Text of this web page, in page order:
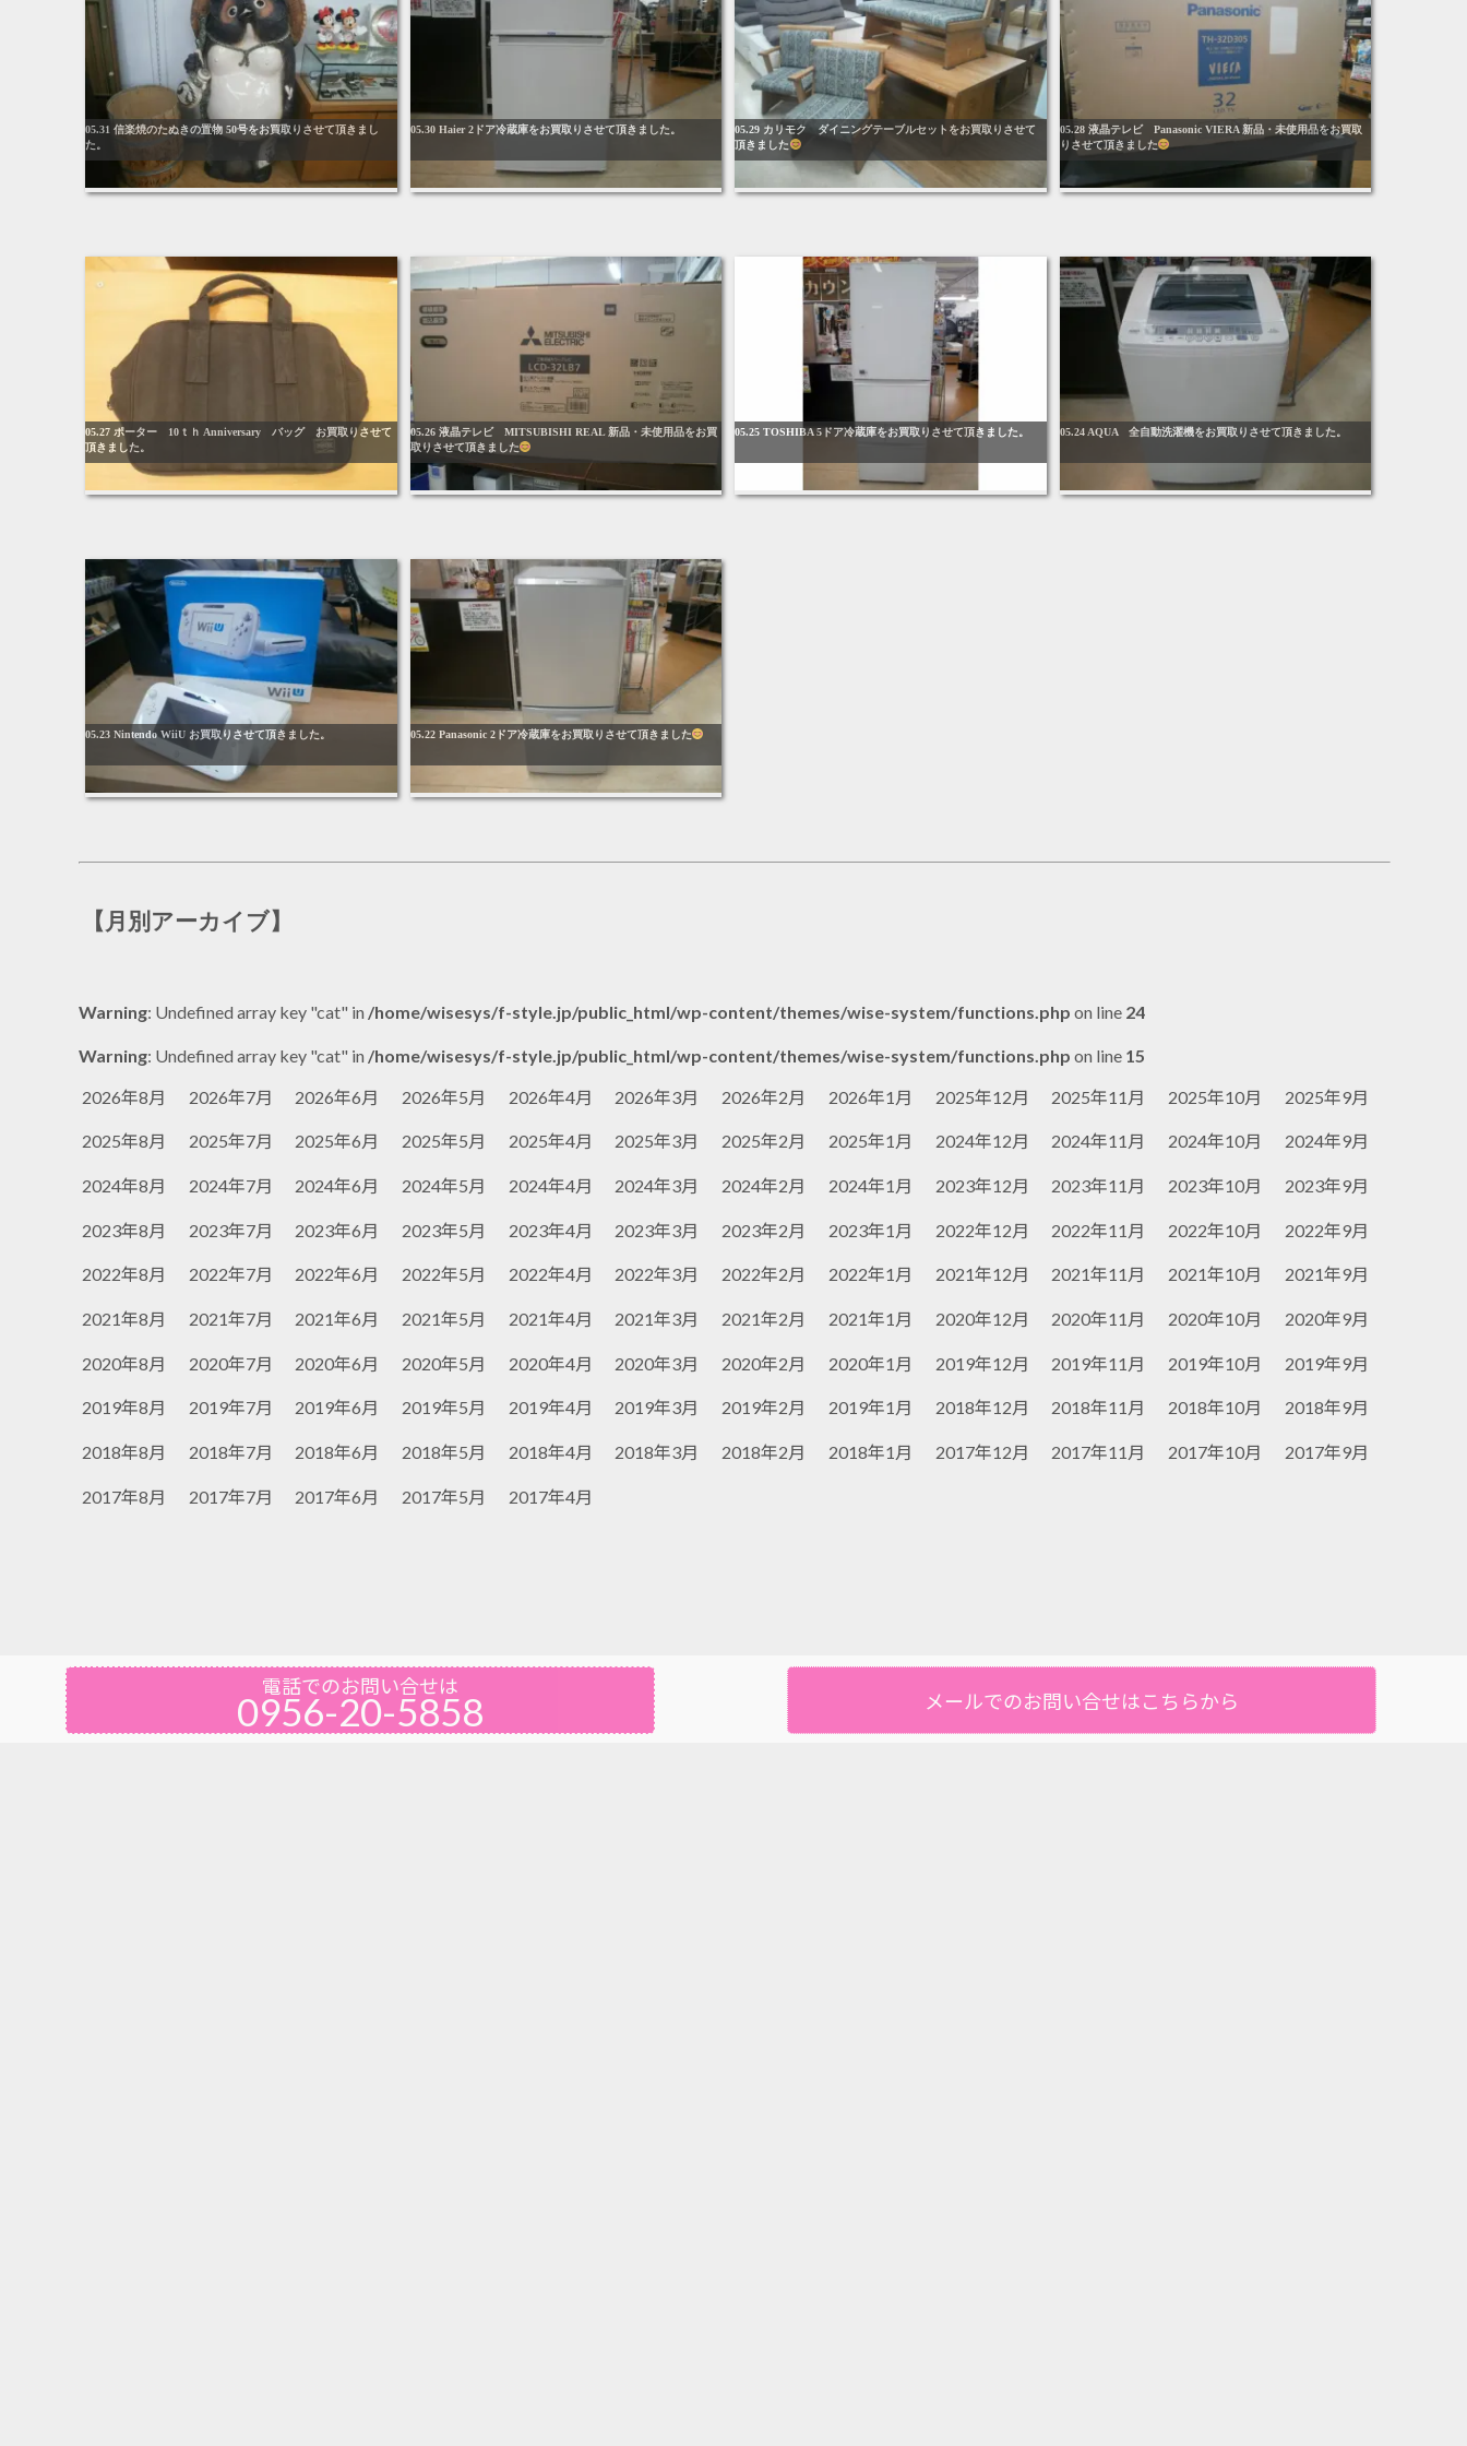
05.31 信楽焼のたぬきの置物 50号をお買取りさせて頂きまし
た。
05.30 Haier 2ドア冷蔵庫をお買取りさせて頂きました。
05.29 カリモク ダイニングテーブルセットをお買取りさせて
頂きました
05.28 液晶テレビ Panasonic VIERA 新品・未使用品をお買取
りさせて頂きました
05.27 ポーター 10ｔｈ Anniversary バッグ お買取りさせて
頂きました。
05.26 液晶テレビ MITSUBISHI REAL 新品・未使用品をお買
取りさせて頂きました
05.25 TOSHIBA 5ドア冷蔵庫をお買取りさせて頂きました。 05.24 AQUA 全自動洗濯機をお買取りさせて頂きました。
05.23 Nintendo WiiU お買取りさせて頂きました。 05.22 Panasonic 2ドア冷蔵庫をお買取りさせて頂きました
【月別アーカイブ】
Warning: Undefined array key "cat" in /home/wisesys/f-style.jp/public_html/wp-content/themes/wise-system/functions.php on line 24
Warning: Undefined array key "cat" in /home/wisesys/f-style.jp/public_html/wp-content/themes/wise-system/functions.php on line 15
2026年8月
2026年7月 2026年6月 2026年5月 2026年4月 2026年3月 2026年2月 2026年1月 2025年12月 2025年11月 2025年10月 2025年9月
2025年8月 2025年7月 2025年6月 2025年5月 2025年4月 2025年3月 2025年2月 2025年1月 2024年12月 2024年11月 2024年10月 2024年9月
2024年8月 2024年7月 2024年6月 2024年5月 2024年4月 2024年3月 2024年2月 2024年1月 2023年12月 2023年11月 2023年10月 2023年9月
2023年8月 2023年7月 2023年6月 2023年5月 2023年4月 2023年3月 2023年2月 2023年1月 2022年12月 2022年11月 2022年10月 2022年9月
2022年8月 2022年7月 2022年6月 2022年5月 2022年4月 2022年3月 2022年2月 2022年1月 2021年12月 2021年11月 2021年10月 2021年9月
2021年8月 2021年7月 2021年6月 2021年5月 2021年4月 2021年3月 2021年2月 2021年1月 2020年12月 2020年11月 2020年10月 2020年9月
2020年8月 2020年7月 2020年6月 2020年5月 2020年4月 2020年3月 2020年2月 2020年1月 2019年12月 2019年11月 2019年10月 2019年9月
2019年8月 2019年7月 2019年6月 2019年5月 2019年4月 2019年3月 2019年2月 2019年1月 2018年12月 2018年11月 2018年10月 2018年9月
2018年8月 2018年7月 2018年6月 2018年5月 2018年4月 2018年3月 2018年2月 2018年1月 2017年12月 2017年11月 2017年10月 2017年9月
2017年8月 2017年7月 2017年6月 2017年5月 2017年4月
電話でのお問い合せは
0956-20-5858 メールでのお問い合せはこちらから